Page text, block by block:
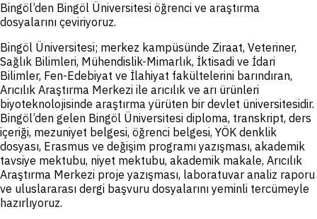
Bingöl’den Bingöl Üniversitesi öğrenci ve araştırma
dosyalarını çeviriyoruz.
Bingöl Üniversitesi; merkez kampüsünde Ziraat, Veteriner,
Sağlık Bilimleri, Mühendislik-Mimarlık, İktisadi ve İdari
Bilimler, Fen-Edebiyat ve İlahiyat fakültelerini barındıran,
Arıcılık Araştırma Merkezi ile arıcılık ve arı ürünleri
biyoteknolojisinde araştırma yürüten bir devlet üniversitesidir.
Bingöl’den gelen Bingöl Üniversitesi diploma, transkript, ders
içeriği, mezuniyet belgesi, öğrenci belgesi, YÖK denklik
dosyası, Erasmus ve değişim programı yazışması, akademik
tavsiye mektubu, niyet mektubu, akademik makale, Arıcılık
Araştırma Merkezi proje yazışması, laboratuvar analiz raporu
ve uluslararası dergi başvuru dosyalarını yeminli tercümeyle
hazırlıyoruz.